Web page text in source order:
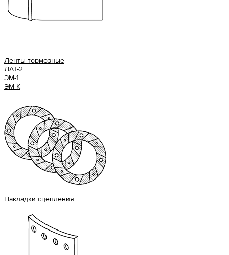
Ленты тормозные
ЛАТ-2
ЭМ-1
ЭМ-К
Накладки сцепления